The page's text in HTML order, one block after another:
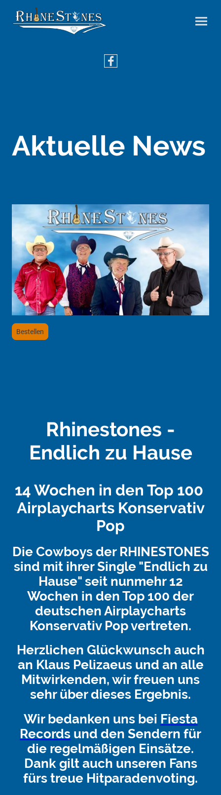
Aktuelle News
Bestellen
Rhinestones -
Endlich zu Hause
14 Wochen in den Top 100
Airplaycharts Konservativ
Pop
Die Cowboys der RHINESTONES
sind mit ihrer Single "Endlich zu
Hause" seit nunmehr 12
Wochen in den Top 100 der
deutschen Airplaycharts
Konservativ Pop vertreten.
Herzlichen Glückwunsch auch
an Klaus Pelizaeus und an alle
Mitwirkenden, wir freuen uns
sehr über dieses Ergebnis.
Wir bedanken uns bei Fiesta
Records und den Sendern für
die regelmäßigen Einsätze.
Dank gilt auch unseren Fans
fürs treue Hitparadenvoting.